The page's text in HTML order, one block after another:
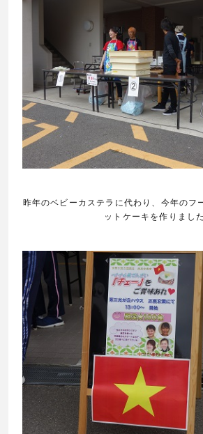
昨年のベビーカステラに代わり、今年のフ
ットケーキを作りました